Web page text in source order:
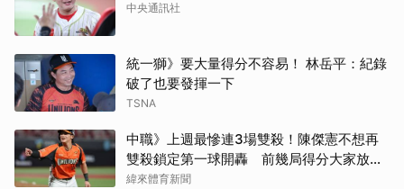
中央通訊社
統一獅》要大量得分不容易！ 林岳平：紀錄
破了也要發揮一下
TSNA
中職》上週最慘連3場雙殺！陳傑憲不想再
雙殺鎖定第一球開轟 前幾局得分大家放開
了
緯來體育新聞